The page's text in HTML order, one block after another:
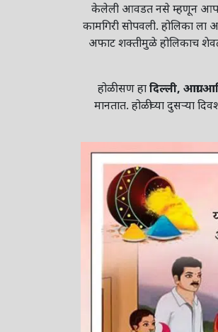
केलेली आवडत नसे म्हणून
कामगिरी सोपवली. होलिका
अफाट शक्तीमुळे होलिकाच
होळी सण हादिल्ली, आग्रा
मानतात. होळीच्या दुसऱ्या